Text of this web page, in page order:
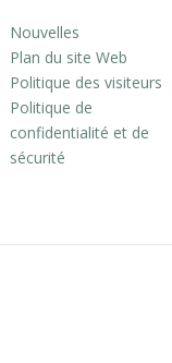
Nouvelles
Plan du site Web
Politique des visiteurs
Politique de
confidentialité et de
sécurité